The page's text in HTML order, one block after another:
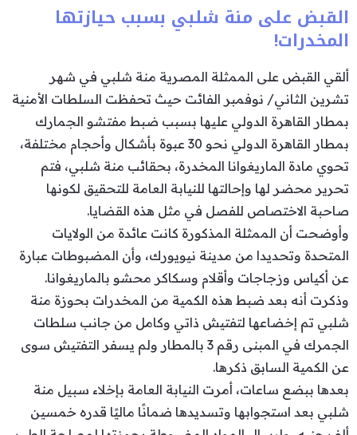
القبض على منة شلبي بسبب حيازتها
المخدرات!
ألقي القبض على الممثلة المصرية منة شلبي في شهر
تشرين الثاني/ نوفمبر الفائت حيث تحفظت السلطات الأمنية
بمطار القاهرة الدولي عليها بسبب ضبط مفتشو الجمارك
بمطار القاهرة الدولي نحو 30 عبوة بأشكال وأحجام مختلفة،
تحوي مادة الماريغوانا المخدرة، بحقائب منة شلبي، فتم
تحرير محضر لها وإحالتها للنيابة العامة للتحقيق لكونها
صاحبة الاختصاص للفصل في مثل هذه القضايا.
وأوضحت أن الممثلة المذكورة كانت عائدة من الولايات
المتحدة وتحديدا من مدينة نيويورك، وأن المضبوطات عبارة
عن أكياس وزجاجات وأقلام وسكاكر محشو بالماريغوانا.
وذكرت أنه بعد ضبط هذه الكمية من المخدرات بحوزة منة
شلبي تم إخضاعها لتفتيش ذاتي وكامل من جانب سلطات
الجمرك في المبنى رقم 3 بالمطار ولم يسفر التفتيش سوى
عن الكمية السابق ذكرها.
بعدها ببضع ساعات، أمرت النيابة العامة بإخلاء سبيل منة
شلبي بعد استجوابها وتسديدها ضمانًا ماليًا قدره خمسين